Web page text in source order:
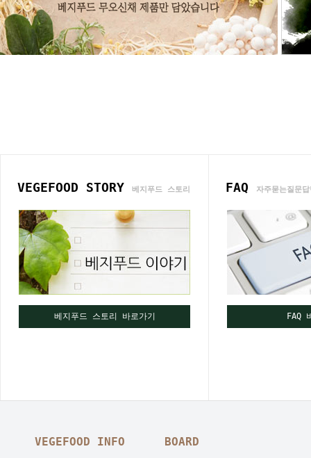
VEGEFOOD STORY 베지푸드 스토리
베지푸드 스토리 바로가기
FAQ 자주묻는질문답
FAQ
VEGEFOOD INFO BOARD